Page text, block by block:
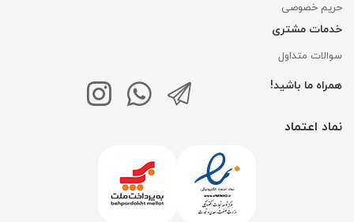
حریم خصوصی
خدمات مشتری
سوالات متداول
همراه ما باشید!
نماد اعتماد